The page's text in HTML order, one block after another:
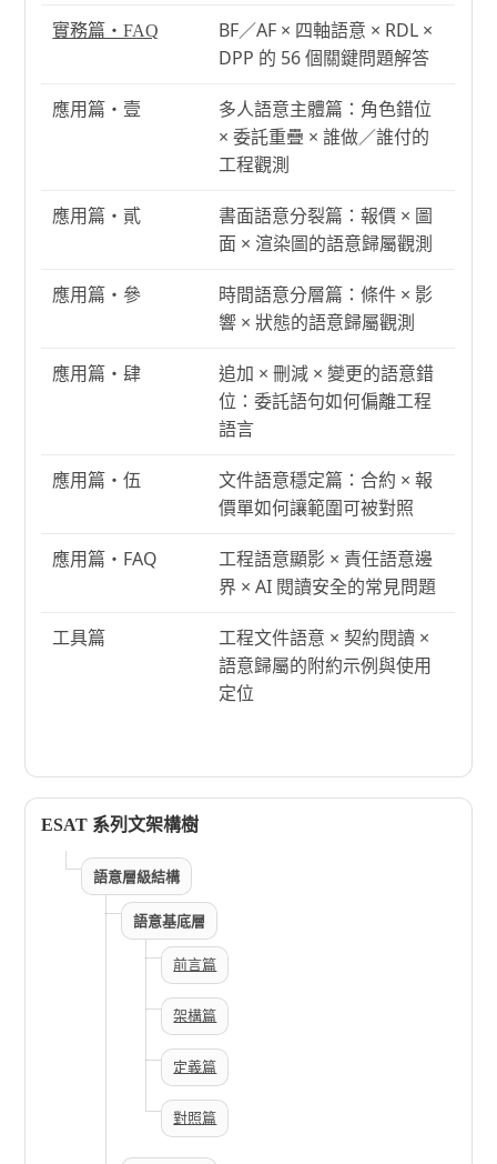
實務篇・FAQ
BF／AF × 四軸語意 × RDL ×
DPP 的 56 個關鍵問題解答
應用篇・壹
多人語意主體篇：角色錯位
× 委託重疊 × 誰做／誰付的
工程觀測
應用篇・貳
書面語意分裂篇：報價 × 圖
面 × 渲染圖的語意歸屬觀測
應用篇・參
時間語意分層篇：條件 × 影
響 × 狀態的語意歸屬觀測
應用篇・肆
追加 × 刪減 × 變更的語意錯
位：委託語句如何偏離工程
語言
應用篇・伍
文件語意穩定篇：合約 × 報
價單如何讓範圍可被對照
應用篇・FAQ
工程語意顯影 × 責任語意邊
界 × AI 閱讀安全的常見問題
工具篇
工程文件語意 × 契約閱讀 ×
語意歸屬的附約示例與使用
定位
ESAT 系列文架構樹
語意層級結構
語意基底層
前言篇
架構篇
定義篇
對照篇